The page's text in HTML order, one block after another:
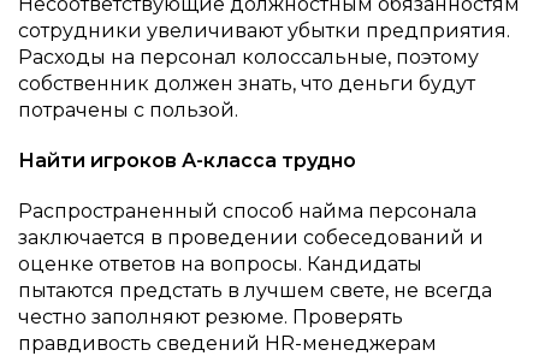
сотрудники увеличивают убытки предприятия.
Расходы на персонал колоссальные, поэтому
собственник должен знать, что деньги будут
потрачены с пользой.
Найти игроков А-класса трудно
Распространенный способ найма персонала
заключается в проведении собеседований и
оценке ответов на вопросы. Кандидаты
пытаются предстать в лучшем свете, не всегда
честно заполняют резюме. Проверять
правдивость сведений HR-менеджерам